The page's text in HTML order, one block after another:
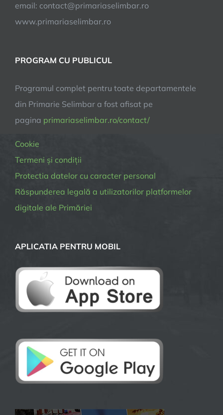
email: contact@primariaselimbar.ro
www.primariaselimbar.ro
PROGRAM CU PUBLICUL
Programul complet pentru toate departamentele
din Primarie Selimbar a fost afisat pe
pagina primariaselimbar.ro/contact/
Cookie
Termeni și condiții
Protectia datelor cu caracter personal
Răspunderea legală a utilizatorilor platformelor
digitale ale Primăriei
APLICATIA PENTRU MOBIL